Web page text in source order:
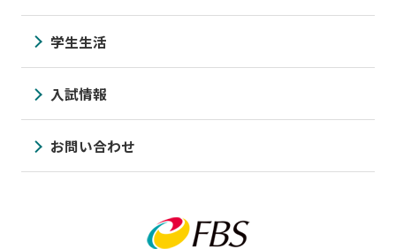
学生生活
入試情報
お問い合わせ